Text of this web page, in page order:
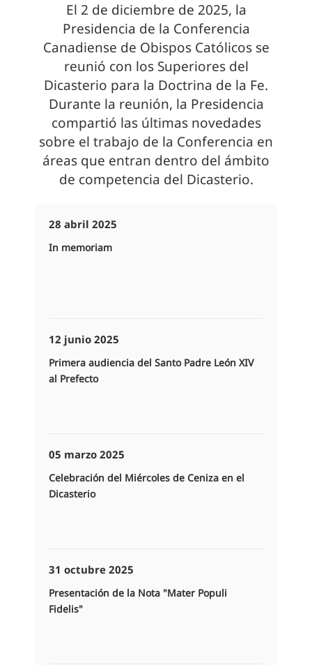
El 2 de diciembre de 2025, la
Presidencia de la Conferencia
Canadiense de Obispos Católicos se
reunió con los Superiores del
Dicasterio para la Doctrina de la Fe.
Durante la reunión, la Presidencia
compartió las últimas novedades
sobre el trabajo de la Conferencia en
áreas que entran dentro del ámbito
de competencia del Dicasterio.
28 abril 2025
In memoriam
12 junio 2025
Primera audiencia del Santo Padre León XIV
al Prefecto
05 marzo 2025
Celebración del Miércoles de Ceniza en el
Dicasterio
31 octubre 2025
Presentación de la Nota "Mater Populi
Fidelis"